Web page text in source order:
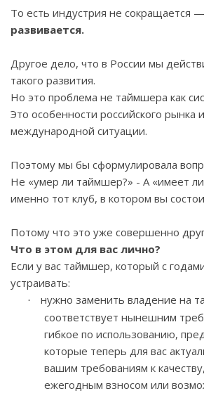
То есть индустрия не сокращается
развивается.
Другое дело, что в России мы
такого развития.
Но это проблема не таймшера как
Это особенности российского
международной ситуации.
Поэтому мы бы сформулировала
Не «умер ли таймшер?» - А «имеет
именно тот клуб, в котором вы
Потому что это уже совершенно
Что в этом для вас лично?
Если у вас таймшер, который с
устраивать:
·
нужно заменить владение на
соответствует нынешним
гибкое по использованию,
которые теперь для вас
вашим требованиям к
ежегодным взносом или